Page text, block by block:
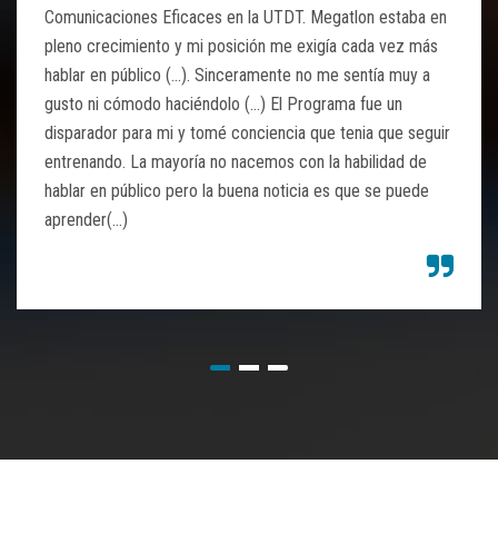
Comunicaciones Eficaces en la UTDT. Megatlon estaba en
pleno crecimiento y mi posición me exigía cada vez más
hablar en público (...). Sinceramente no me sentía muy a
gusto ni cómodo haciéndolo (…) El Programa fue un
disparador para mi y tomé conciencia que tenia que seguir
entrenando. La mayoría no nacemos con la habilidad de
hablar en público pero la buena noticia es que se puede
aprender(…)